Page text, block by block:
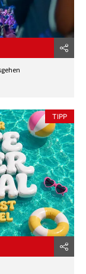
TIPP